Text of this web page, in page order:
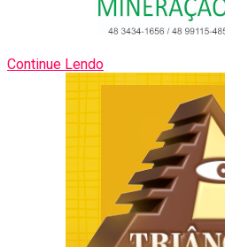
Continue Lendo